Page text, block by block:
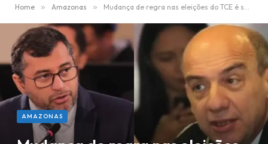
Home » Amazonas » Mudança de regra nas eleições do TCE é sancionada no AM
AMAZONAS